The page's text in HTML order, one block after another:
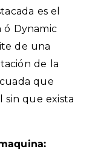
es el
Dynamic
de una
de la
que
sin que exista